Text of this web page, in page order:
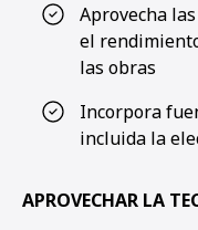
Aprovecha
el
las obras
Incorpora
incluida la
APROVECHAR LA